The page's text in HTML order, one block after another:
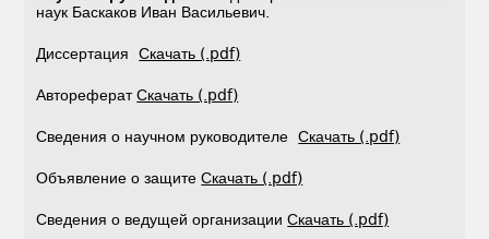
наук Баскаков Иван Васильевич.
ДиссертацияСкачать (.pdf)
АвторефератСкачать (.pdf)
Сведения о научном руководителеСкачать (.pdf)
Объявление о защитеСкачать (.pdf)
Сведения о ведущей организацииСкачать (.pdf)